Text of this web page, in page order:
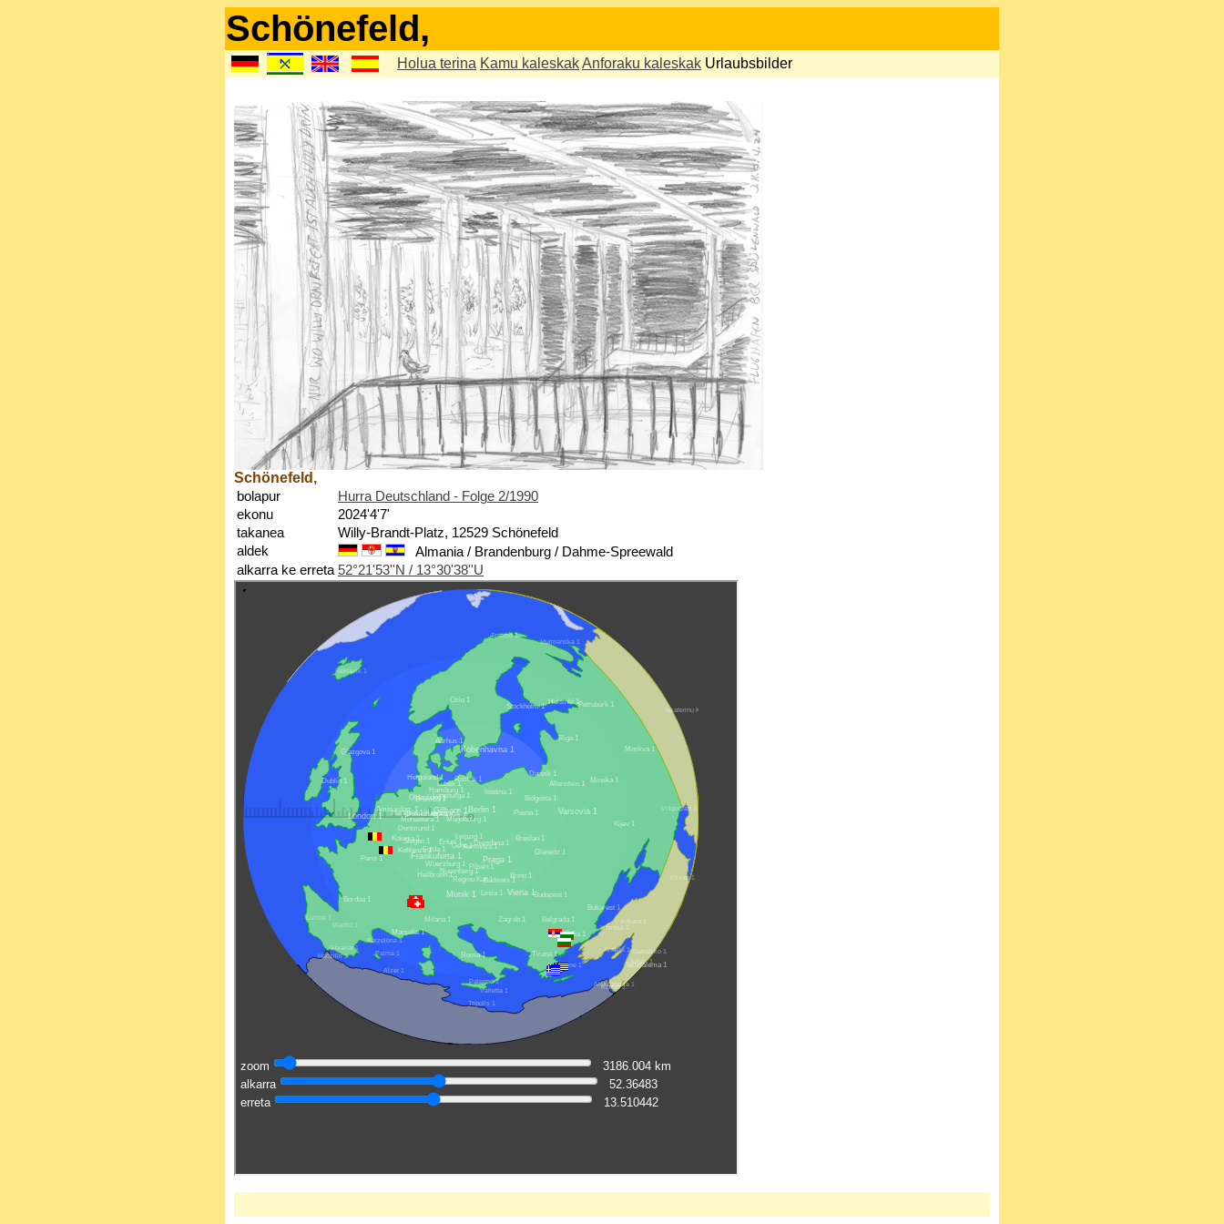
Schönefeld,
Holua terina Kamu kaleskakAnforaku kaleskak Urlaubsbilder
Schönefeld,
bolapur
Hurra Deutschland - Folge 2/1990
ekonu
2024'4'7'
takanea
Willy-Brandt-Platz, 12529 Schönefeld
aldek
Almania / Brandenburg / Dahme-Spreewald
alkarra ke erreta 52°21'53''N / 13°30'38''U